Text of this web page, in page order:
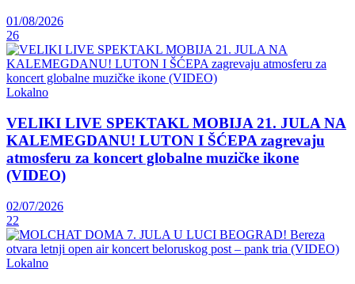
01/08/2026
26
Lokalno
VELIKI LIVE SPEKTAKL MOBIJA 21. JULA NA
KALEMEGDANU! LUTON I ŠĆEPA zagrevaju
atmosferu za koncert globalne muzičke ikone
(VIDEO)
02/07/2026
22
Lokalno